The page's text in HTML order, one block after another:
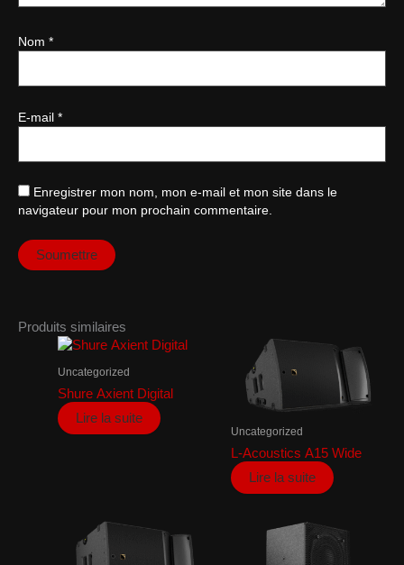
Nom *
E-mail *
Enregistrer mon nom, mon e-mail et mon site dans le
navigateur pour mon prochain commentaire.
Produits similaires
Uncategorized
Shure Axient Digital
Lire la suite
Uncategorized
L-Acoustics A15 Wide
Lire la suite